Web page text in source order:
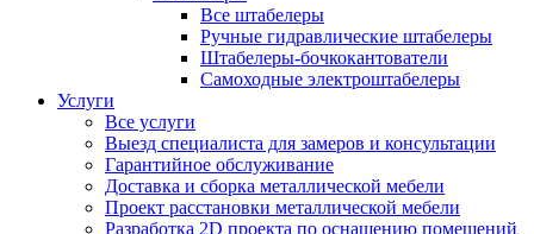
Все штабелеры
Ручные гидравлические штабелеры
Штабелеры-бочкокантователи
Самоходные электроштабелеры
Услуги
Все услуги
Выезд специалиста для замеров и консультации
Гарантийное обслуживание
Доставка и сборка металлической мебели
Проект расстановки металлической мебели
Разработка 2D проекта по оснащению помещений